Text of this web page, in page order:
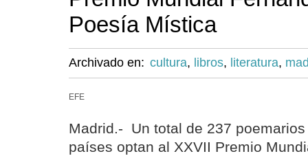
Poesía Mística
Archivado en: cultura, libros, literatura,
EFE
Madrid.- Un total de 237
países optan al XXVII Premio